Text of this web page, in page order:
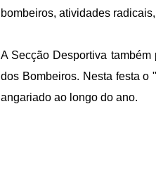
bombeiros, atividades
A Secção Desportiva
dos Bombeiros. Nesta festa
angariado ao longo do ano.